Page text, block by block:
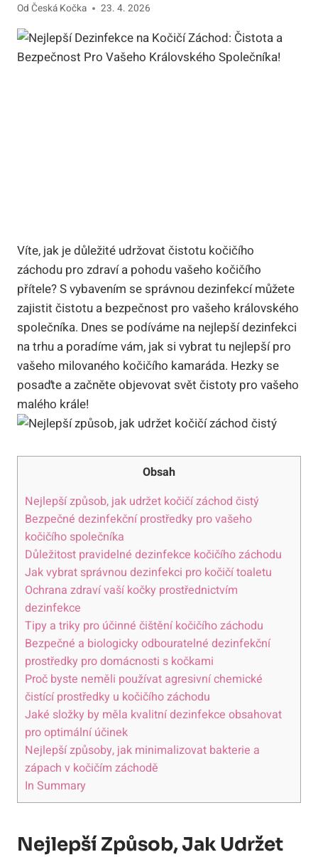
Od Česká Kočka 23. 4. 2026
Víte, jak je důležité udržovat čistotu kočičího
záchodu pro zdraví a pohodu vašeho kočičího
přítele? S vybavením se správnou dezinfekcí můžete
zajistit čistotu a bezpečnost pro vašeho královského
společníka. Dnes se podíváme na nejlepší dezinfekci
na trhu a poradíme vám, jak si vybrat tu nejlepší pro
vašeho milovaného kočičího kamaráda. Hezky se
posaďte a začněte objevovat svět čistoty pro vašeho
malého krále!
Obsah
Nejlepší způsob, jak udržet kočičí záchod čistý
Bezpečné dezinfekční prostředky pro vašeho
kočičího společníka
Důležitost pravidelné dezinfekce kočičího záchodu
Jak vybrat správnou dezinfekci pro kočičí toaletu
Ochrana zdraví vaší kočky prostřednictvím
dezinfekce
Tipy a triky pro účinné čištění kočičího záchodu
Bezpečné a biologicky odbouratelné dezinfekční
prostředky pro domácnosti s kočkami
Proč byste neměli používat agresivní chemické
čistící prostředky u kočičího záchodu
Jaké složky by měla kvalitní dezinfekce obsahovat
pro optimální účinek
Nejlepší způsoby, jak minimalizovat bakterie a
zápach v kočičím záchodě
In Summary
Nejlepší Způsob, Jak Udržet